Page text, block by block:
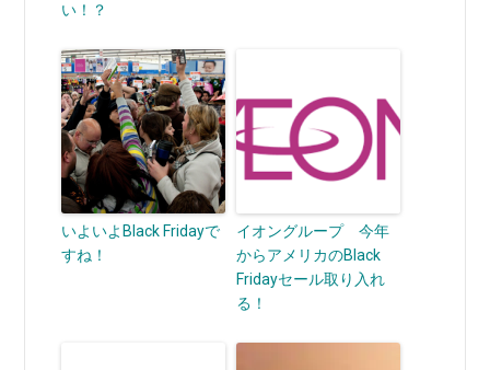
い！？
いよいよBlack Fridayで
すね！
イオングループ 今年
からアメリカのBlack
Fridayセール取り入れ
る！